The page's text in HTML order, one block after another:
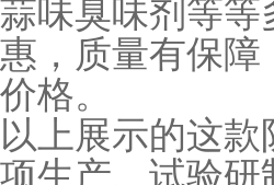
蒜味臭味剂等
惠，质量有保
价格。
以上展示的这
项生产、试验